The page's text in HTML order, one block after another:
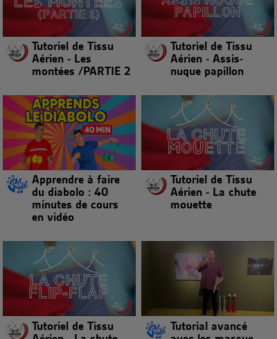
Tutoriel de Tissu
Aérien - Les
montées /PARTIE 2
Tutoriel de Tissu
Aérien - Assis-
nuque papillon
Apprendre à faire
du diabolo : 40
minutes de cours
en vidéo
Tutoriel de Tissu
Aérien - La chute
mouette
Tutoriel de Tissu
Tutorial avancé